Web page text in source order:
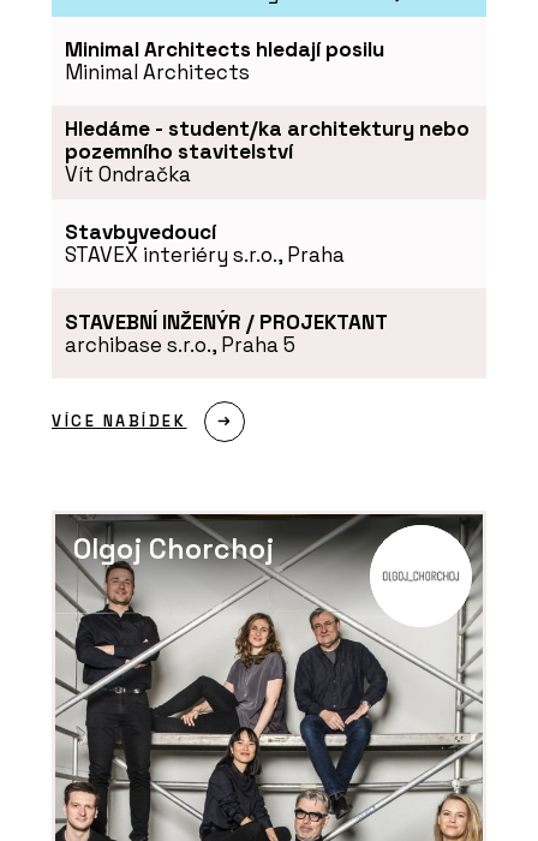
objektů
PRODUKTY
Modulární školy - KOMA
na míru zákazníka. KOMA
MODULAR představila
novou kolekci Fashion line
Minimal Architects hledají posilu
Minimal Architects
Hledáme - student/ka architektury nebo
pozemního stavitelství
Vít Ondračka
Stavbyvedoucí
STAVEX interiéry s.r.o., Praha
STAVEBNÍ INŽENÝR / PROJEKTANT
archibase s.r.o., Praha 5
VÍCE NABÍDEK
Olgoj Chorchoj